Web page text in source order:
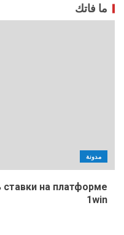
ما فاتك
مدونة
ставки на платформе
1win